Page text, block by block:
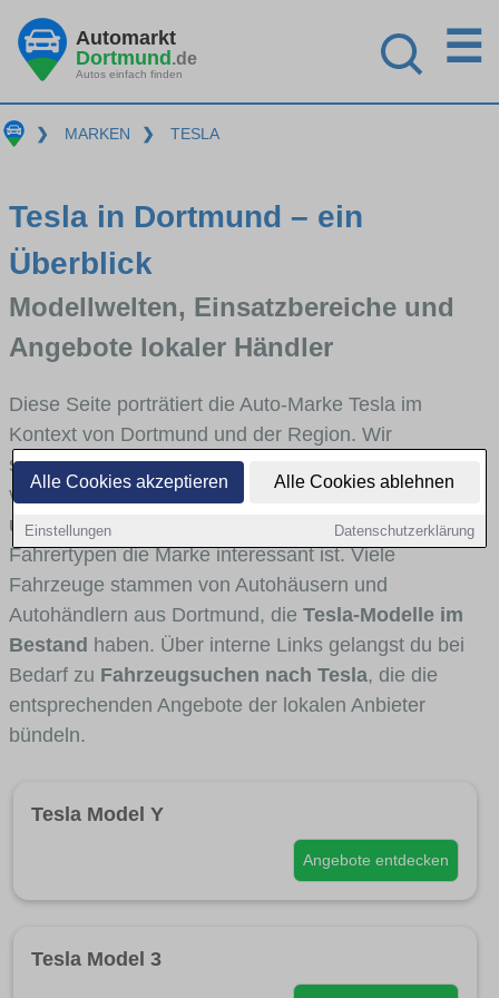
Alle Cookies akzeptieren Alle Cookies ablehnen
Einstellungen Datenschutzerklärung
Automarkt
Dortmund.de
Autos einfach finden
☰
❯ MARKEN ❯ TESLA
Tesla in Dortmund – ein
Überblick
Modellwelten, Einsatzbereiche und
Angebote lokaler Händler
Diese Seite porträtiert die Auto-Marke Tesla im
Kontext von Dortmund und der Region. Wir
skizzieren, in welchen Fahrzeugklassen Tesla stark
vertreten ist, welche Modellreihen häufig im Stadt-
und Umlandverkehr zu sehen sind und für welche
Fahrertypen die Marke interessant ist. Viele
Fahrzeuge stammen von Autohäusern und
Autohändlern aus Dortmund, die Tesla-Modelle im
Bestand haben. Über interne Links gelangst du bei
Bedarf zu Fahrzeugsuchen nach Tesla, die die
entsprechenden Angebote der lokalen Anbieter
bündeln.
Tesla Model Y
Angebote entdecken
Tesla Model 3